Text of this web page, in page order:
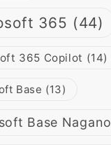
365 (44)
365 Copilot (14)
Base (13)
Base Nagano